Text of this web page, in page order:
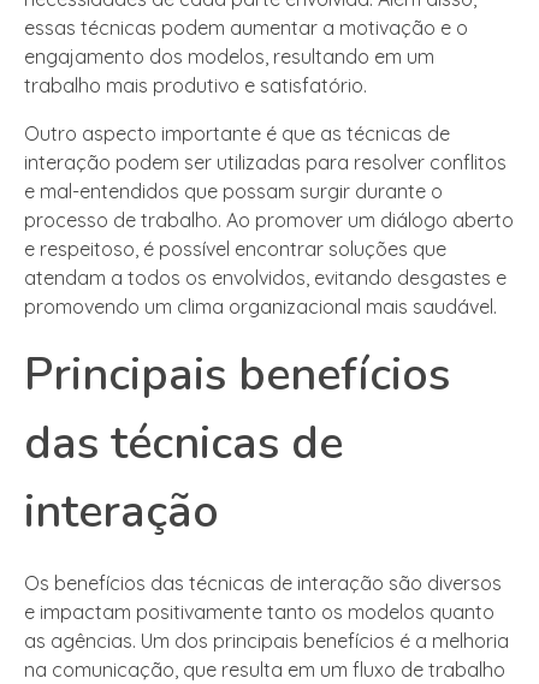
essas técnicas podem aumentar a motivação e o
engajamento dos modelos, resultando em um
trabalho mais produtivo e satisfatório.
Outro aspecto importante é que as técnicas de
interação podem ser utilizadas para resolver conflitos
e mal-entendidos que possam surgir durante o
processo de trabalho. Ao promover um diálogo aberto
e respeitoso, é possível encontrar soluções que
atendam a todos os envolvidos, evitando desgastes e
promovendo um clima organizacional mais saudável.
Principais benefícios
das técnicas de
interação
Os benefícios das técnicas de interação são diversos
e impactam positivamente tanto os modelos quanto
as agências. Um dos principais benefícios é a melhoria
na comunicação, que resulta em um fluxo de trabalho